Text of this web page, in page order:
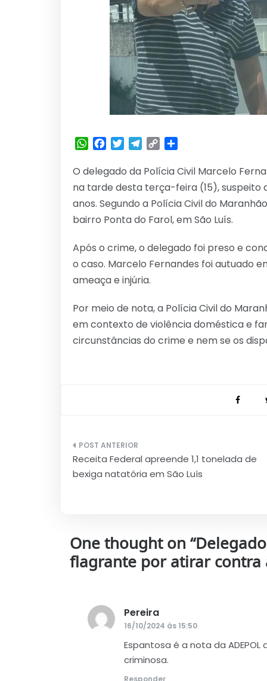
WhatsApp
Facebook
TwitterTelegram
Copy
O delegado da Polícia Civil Marcelo
na tarde desta terça-feira (15),
anos. Segundo a Polícia Civil do
bairro Ponta do Farol, em São Luís.
Após o crime, o delegado foi preso e
o caso. Marcelo Fernandes foi autuado
ameaça e injúria.
Por meio de nota, a Polícia Civil do
em contexto de violência doméstica e
circunstâncias do crime e nem se os
Navegação
de
Receita Federal apreende 1,1 tonelada de
bexiga natatória em São Luís
One thought on “
flagrante por atirar contra
Pereira
16/10/2024 às 15:50
Espantosa é a nota da
criminosa.
Responder